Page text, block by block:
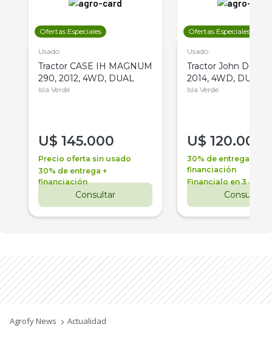
Ofertas Especiales
Usado
Tractor CASE IH MAGNUM
290, 2012, 4WD, DUAL
Isla Verde
U$ 145.000
Precio oferta sin usado
30% de entrega +
financiación
Consultar
Ofertas Especiales
Usado
Tractor John Deere
2014, 4WD, DUAL
Isla Verde
U$ 120.000
30% de entrega +
financiación
Financialo en 3 años
Consultar
Agrofy News Actualidad